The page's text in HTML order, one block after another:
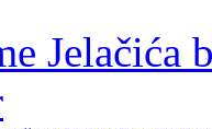
Jelačića